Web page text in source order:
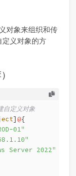
对象来组织和传
义对象的方
定义对象
] @{
01"
Server 2022"